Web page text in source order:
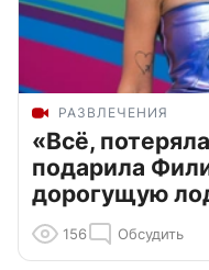
РАЗВЛЕЧЕНИЯ
«Всё,
подарила
дорогущую
156 Обсудить